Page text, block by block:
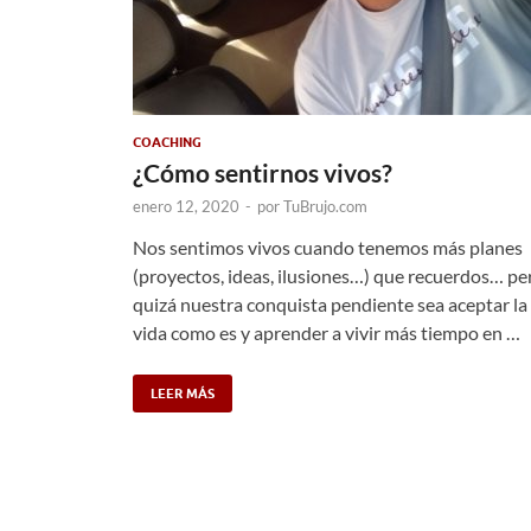
COACHING
¿Cómo sentirnos vivos?
enero 12, 2020 - porTuBrujo.com
Nos sentimos vivos cuando tenemos más planes
(proyectos, ideas, ilusiones…) que recuerdos…
quizá nuestra conquista pendiente sea aceptar la
vida como es y aprender a vivir más tiempo en …
LEER MÁS